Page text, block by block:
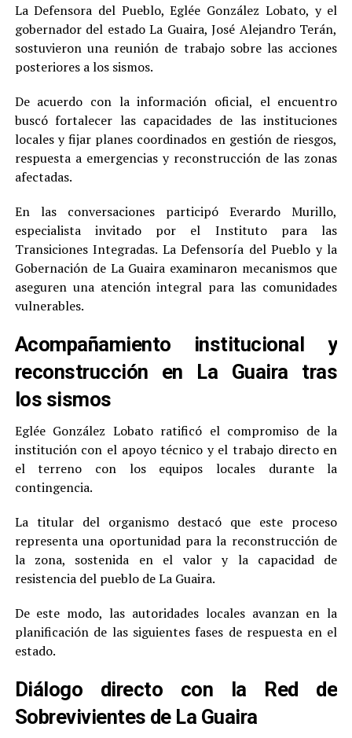
La Defensora del Pueblo, Eglée González Lobato, y el
gobernador del estado La Guaira, José Alejandro Terán,
sostuvieron una reunión de trabajo sobre las acciones
posteriores a los sismos.
De acuerdo con la información oficial, el encuentro
buscó fortalecer las capacidades de las instituciones
locales y fijar planes coordinados en gestión de riesgos,
respuesta a emergencias y reconstrucción de las zonas
afectadas.
En las conversaciones participó Everardo Murillo,
especialista invitado por el Instituto para las
Transiciones Integradas. La Defensoría del Pueblo y la
Gobernación de La Guaira examinaron mecanismos que
aseguren una atención integral para las comunidades
vulnerables.
Acompañamiento institucional y
reconstrucción en La Guaira tras
los sismos
Eglée González Lobato ratificó el compromiso de la
institución con el apoyo técnico y el trabajo directo en
el terreno con los equipos locales durante la
contingencia.
La titular del organismo destacó que este proceso
representa una oportunidad para la reconstrucción de
la zona, sostenida en el valor y la capacidad de
resistencia del pueblo de La Guaira.
De este modo, las autoridades locales avanzan en la
planificación de las siguientes fases de respuesta en el
estado.
Diálogo directo con la Red de
Sobrevivientes de La Guaira